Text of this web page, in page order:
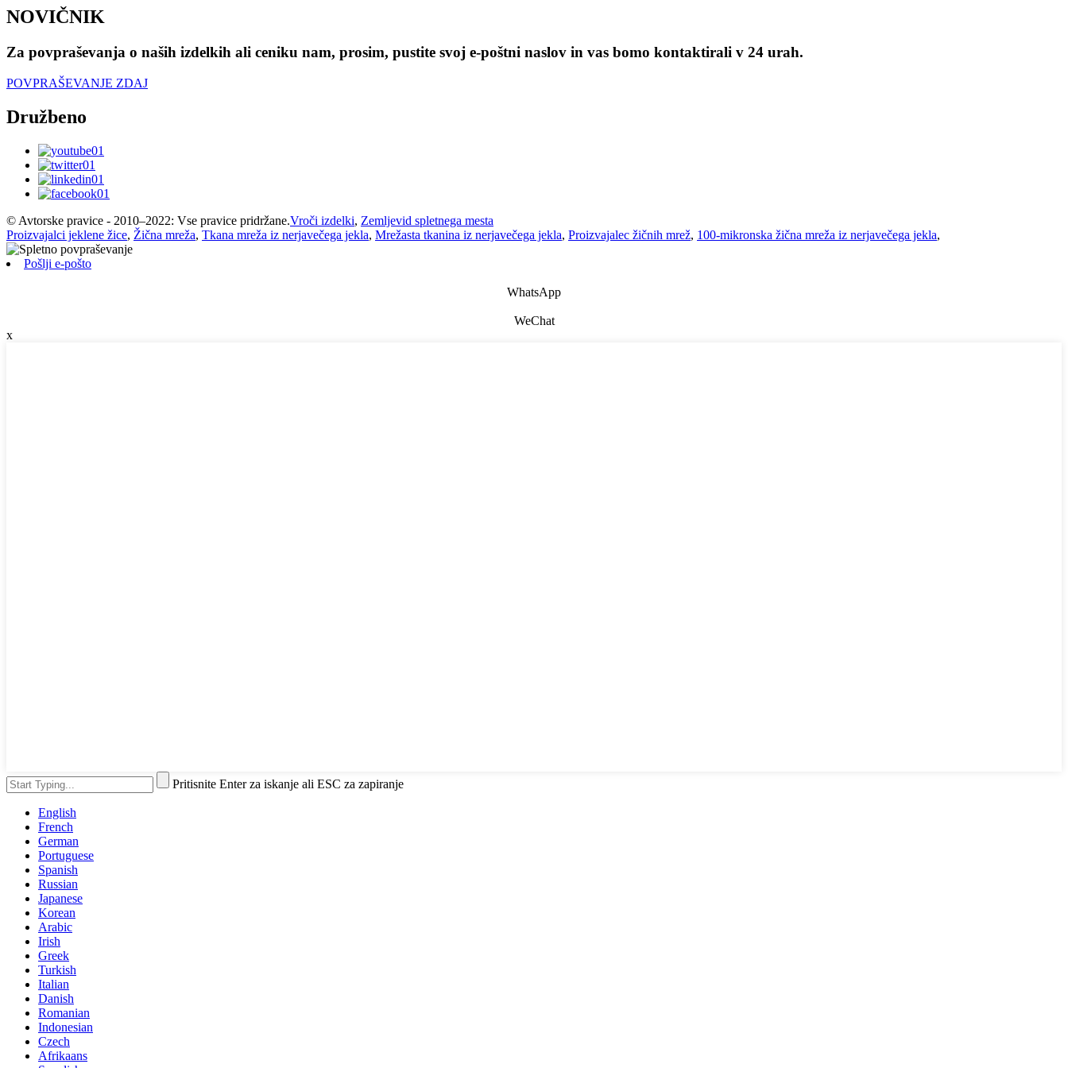
NOVIČNIK
Za povpraševanja o naših izdelkih ali ceniku nam, prosim, pustite svoj e-poštni naslov in vas bomo kontaktirali v 24 urah.
POVPRAŠEVANJE ZDAJ
Družbeno
© Avtorske pravice - 2010–2022: Vse pravice pridržane.Vroči izdelki, Zemljevid spletnega mesta
Proizvajalci jeklene žice, Žična mreža, Tkana mreža iz nerjavečega jekla, Mrežasta tkanina iz nerjavečega jekla, Proizvajalec žičnih mrež, 100-mikronska žična mreža iz nerjavečega jekla,
Pošlji e-pošto
WhatsApp
WeChat
x
Pritisnite Enter za iskanje ali ESC za zapiranje
English
French
German
Portuguese
Spanish
Russian
Japanese
Korean
Arabic
Irish
Greek
Turkish
Italian
Danish
Romanian
Indonesian
Czech
Afrikaans